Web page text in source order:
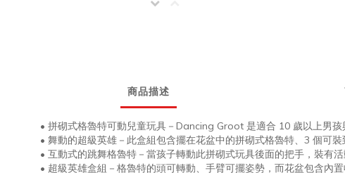
商品描述
• 拼砌式格魯特可動兒童玩具－ Dancing Groot 是適合 10 歲以上男
• 舞動的超級英雄－此盒組包含擺在花盆中的拼砌式格魯特、 3 個可裝
• 互動式的跳舞格魯特－當孩子轉動此拼砌式玩具後面的把手，裝有
• 超級英雄盒組－格魯特的頭可轉動、手臂可擺姿勢，而花盆包含內